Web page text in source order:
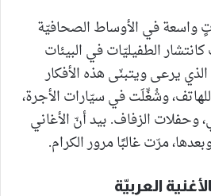
واسعة في الأوساط الصحافيّة
الطفيليّات في البيئات
يرعى ويتبنّى هذه الأفكار
وشُغِّلَت في سيّارات الأجرة،
وحفلات الزفاف. بيد أنّ الأغاني
مرّت غالبًا مرور الكرام.
العربيّة